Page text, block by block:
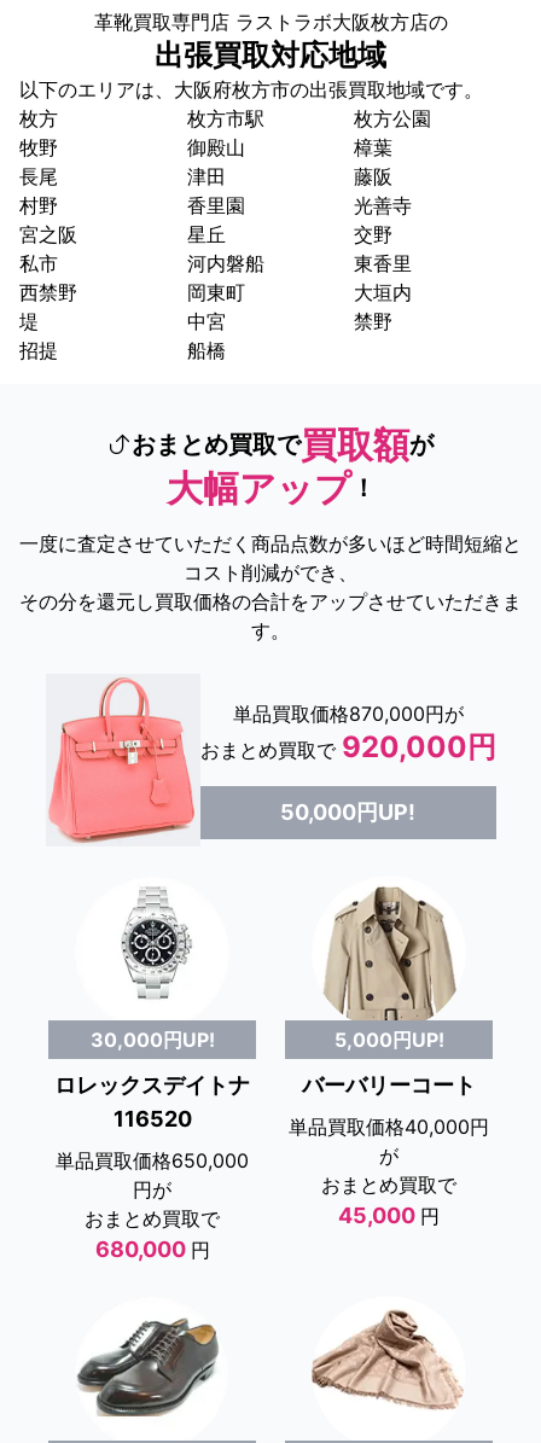
革靴買取専門店 ラストラボ大阪枚方店の
出張買取対応地域
以下のエリアは、大阪府枚方市の出張買取地域です。
枚方
枚方市駅
枚方公園
牧野
御殿山
樟葉
長尾
津田
藤阪
村野
香里園
光善寺
宮之阪
星丘
交野
私市
河内磐船
東香里
西禁野
岡東町
大垣内
堤
中宮
禁野
招提
船橋
おまとめ買取で買取額が
大幅アップ！
一度に査定させていただく商品点数が多いほど時間短縮と
コスト削減ができ、
その分を還元し買取価格の合計をアップさせていただきま
す。
単品買取価格870,000円が
おまとめ買取で 920,000円
50,000円UP!
30,000円UP!
ロレックスデイトナ
116520
単品買取価格650,000
円が
おまとめ買取で
680,000 円
5,000円UP!
バーバリーコート
単品買取価格40,000円
が
おまとめ買取で
45,000 円